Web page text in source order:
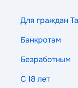
Для граждан
Банкротам
Безработным
С 18 лет